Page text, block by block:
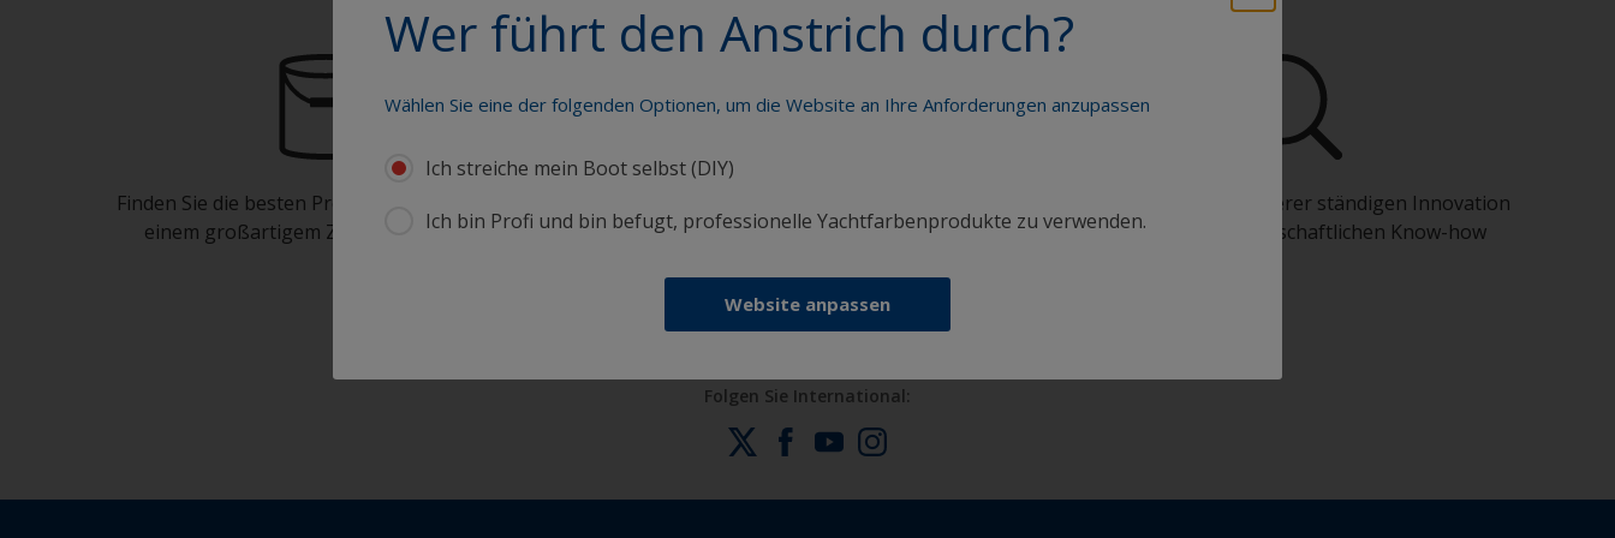
Wer führt den Anstrich durch?
Wählen Sie eine der folgenden Optionen, um die Website an Ihre Anforderungen anzupassen
Ich streiche mein Boot selbst (DIY)
Ich bin Profi und bin befugt, professionelle Yachtfarbenprodukte zu verwenden.
Website anpassen
Finden Sie die besten Produkte, um Ihr Boot in
einem großartigem Zustand zu erhalten
Anstricharbeiten mit Zuversicht auszuführen
Profitieren Sie von unserer ständigen Innovation
und unserem wissenschaftlichen Know-how
Folgen Sie International: